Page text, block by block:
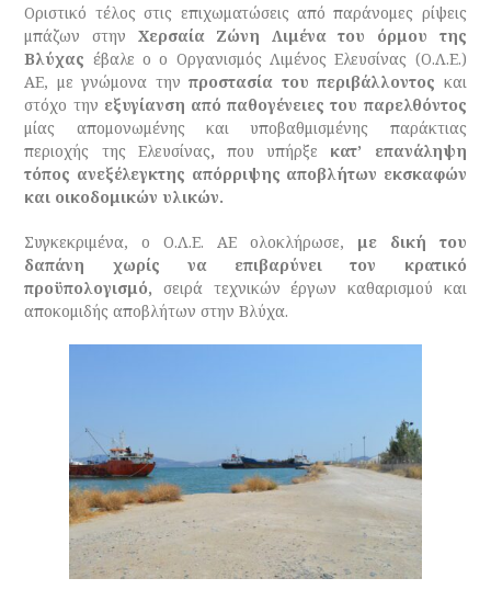
Οριστικό τέλος στις επιχωματώσεις από παράνομες ρίψεις
μπάζων στην Χερσαία Ζώνη Λιμένα του όρμου της
Βλύχας έβαλε ο ο Οργανισμός Λιμένος Ελευσίνας (Ο.Λ.Ε.)
ΑΕ, με γνώμονα τηνπροστασία του περιβάλλοντος και
στόχο την εξυγίανση από παθογένειες του παρελθόντος
μίας απομονωμένης και υποβαθμισμένης παράκτιας
περιοχής της Ελευσίνας, που υπήρξε κατ’ επανάληψη
τόπος ανεξέλεγκτης απόρριψης αποβλήτων εκσκαφών
και οικοδομικών υλικών.
Συγκεκριμένα, ο Ο.Λ.Ε. ΑΕ ολοκλήρωσε, με δική του
δαπάνη χωρίς να επιβαρύνει τον κρατικό
προϋπολογισμό, σειρά τεχνικών έργων καθαρισμού και
αποκομιδής αποβλήτων στην Βλύχα.